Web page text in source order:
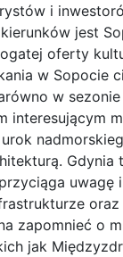
i
jest
oferty
w Sopocie
w
interesującym
Gdynia
uwagę
zapomnieć o
jak